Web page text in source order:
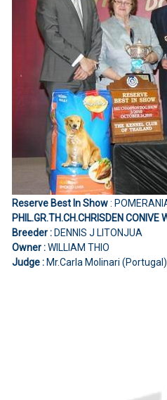
Reserve Best In Show:
PHIL.GR.TH.CH.CHRISDEN CONIVE
Breeder :DENNIS J LITONJUA
Owner :WILLIAM THIO
Judge :Mr.Carla Molinari (Portugal)